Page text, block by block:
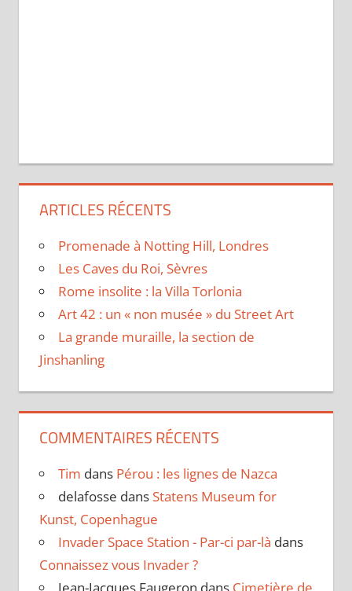
ARTICLES RÉCENTS
Promenade à Notting Hill, Londres
Les Caves du Roi, Sèvres
Rome insolite : la Villa Torlonia
Art 42 : un « non musée » du Street Art
La grande muraille, la section de
Jinshanling
COMMENTAIRES RÉCENTS
Tim dans Pérou : les lignes de Nazca
delafosse dans Statens Museum for
Kunst, Copenhague
Invader Space Station - Par-ci par-là dans
Connaissez vous Invader ?